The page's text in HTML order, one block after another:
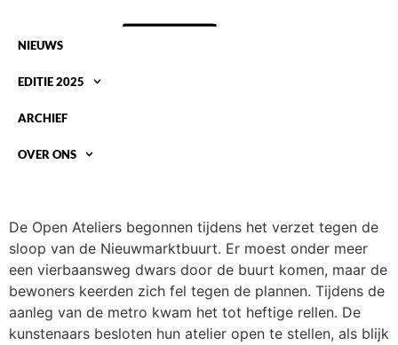
NIEUWS
EDITIE 2025
ARCHIEF
OVER ONS
De Open Ateliers begonnen tijdens het verzet tegen de
sloop van de Nieuwmarktbuurt. Er moest onder meer
een vierbaansweg dwars door de buurt komen, maar de
bewoners keerden zich fel tegen de plannen. Tijdens de
aanleg van de metro kwam het tot heftige rellen. De
kunstenaars besloten hun atelier open te stellen, als blijk